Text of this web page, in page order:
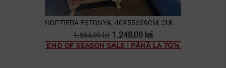
NOPTIERA ESTONYA, 46X55X59CM, CULOARE ROZ PUDRA
Pret
de
1.664,00 lei Pret
1.248,00 lei